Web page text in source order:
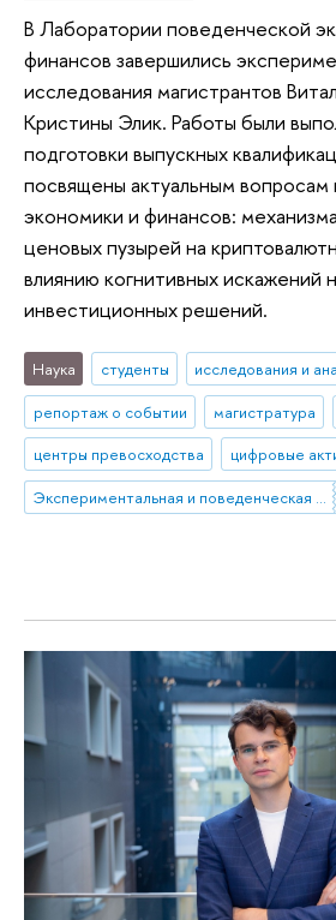
В Лаборатории поведенческой
финансов завершились
исследования магистрантов
Кристины Элик. Работы были
подготовки выпускных
посвящены актуальным
экономики и финансов:
ценовых пузырей на
влиянию когнитивных искажений
инвестиционных решений.
Наука студенты
исследования и
репортаж о событии
магистратура
центры превосходства
цифровые
Экспериментальная и поведенческая экономика